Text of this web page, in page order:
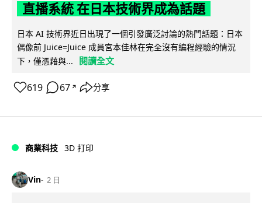
直播系統 在日本技術界成為話題
日本 AI 技術界近日出現了一個引發廣泛討論的熱門話題：日本
偶像前 Juice=Juice 成員宮本佳林在完全沒有編程經驗的情況
下，僅憑藉與...
閱讀全文
619 67 ↗ 分享
商業科技 3D 打印
Vin 2 日